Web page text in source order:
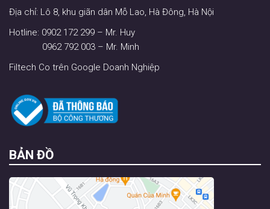
Địa chỉ: Lô 8, khu giãn dân Mỗ Lao, Hà Đông, Hà Nội
Hotline: 0902 172 299 – Mr. Huy
0962 792 003 – Mr. Minh
Filtech Co trên Google Doanh Nghiệp
BẢN ĐỒ